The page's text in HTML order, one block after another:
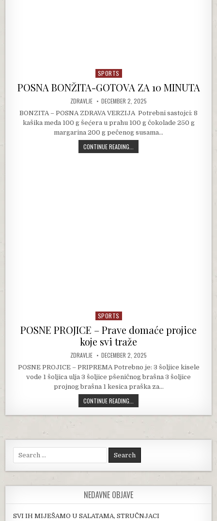
Posted in
SPORTS
POSNA BONŽITA-GOTOVA ZA 10 MINUTA
AUTHOR:
ZDRAVLJE PUBLISHED DATE:
DECEMBER 2, 2025
BONZITA – POSNA ZDRAVA VERZIJA Potrebni sastojci: 8
kašika meda 100 g šećera u prahu 100 g čokolade 250 g
margarina 200 g pečenog susama…
CONTINUE READING...
Posted in
SPORTS
POSNE PROJICE – Prave domaće projice
koje svi traže
AUTHOR:
ZDRAVLJE PUBLISHED DATE:
DECEMBER 2, 2025
POSNE PROJICE – PRIPREMA Potrebno je: 3 šoljice kisele
vode 1 šoljica ulja 3 šoljice pšeničnog brašna 3 šoljice
projnog brašna 1 kesica praška za…
CONTINUE READING...
Search for:
NEDAVNE OBJAVE
SVI IH MIJEŠAMO U SALATAMA, STRUČNJACI